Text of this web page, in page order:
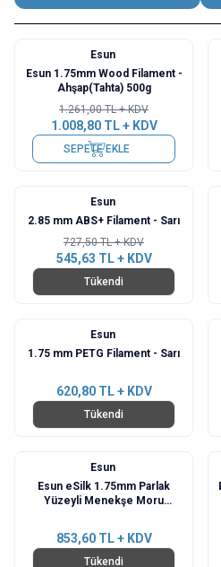
Esun
Esun 1.75mm Wood Filament -
Ahşap(Tahta) 500g
1.261,00TL + KDV
1.008,80TL + KDV
SEPETE EKLE
Esun
2.85 mm ABS+ Filament - Sarı
727,50TL + KDV
545,63 TL + KDV
Tükendi
Esun
1.75 mm PETG Filament - Sarı
620,80TL + KDV
Tükendi
Esun
Esun eSilk 1.75mm Parlak
Yüzeyli Menekşe Moru
853,60TL + KDV
Tükendi